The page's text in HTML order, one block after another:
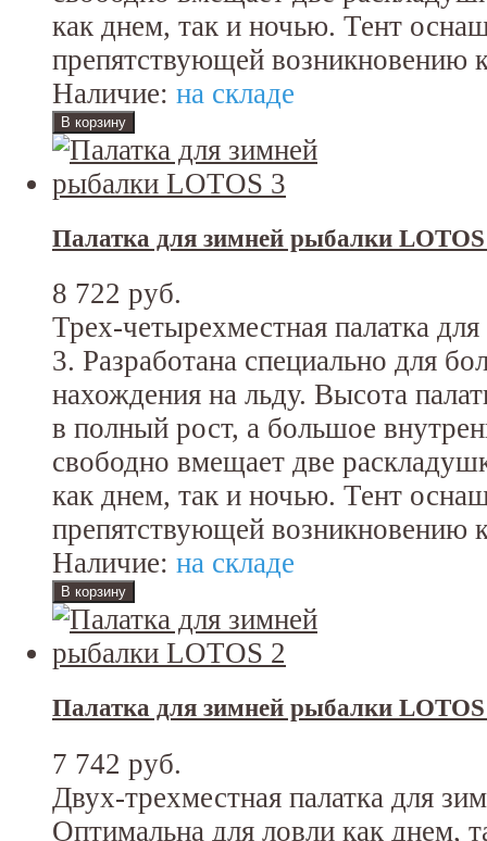
как днем, так и ночью. Тент
препятствующей возникновению
Наличие: на складе
Палатка для зимней рыбалки
8 722 руб.
Трех-четырехместная палатка
3. Разработана специально для
нахождения на льду. Высота
в полный рост, а большое
свободно вмещает две
как днем, так и ночью. Тент
препятствующей возникновению
Наличие: на складе
Палатка для зимней рыбалки
7 742 руб.
Двух-трехместная палатка для
Оптимальна для ловли как днем,